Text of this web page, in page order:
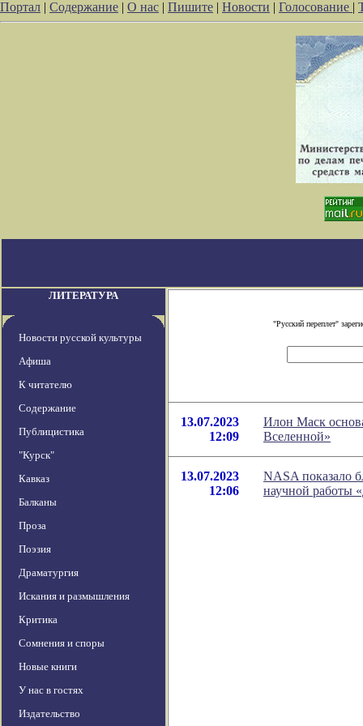
Портал | Содержание | О нас | Пишите | Новости | Голосование |
ЛИТЕРАТУРА
Новости русской культуры
Афиша
К читателю
Содержание
Публицистика
"Курск"
Кавказ
Балканы
Проза
Поэзия
Драматургия
Искания и размышления
Критика
Сомнения и споры
Новые книги
У нас в гостях
Издательство
"Русский переплет"
13.07.2023
12:09
Илон Маск
Вселенной»
13.07.2023
12:06
NASA показало
научной работы